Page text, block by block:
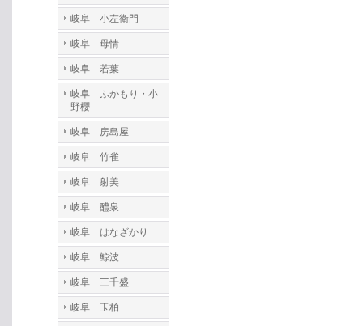
岐阜 小左衛門
岐阜 母情
岐阜 若葉
岐阜 ふかもり・小
野櫻
岐阜 房島屋
岐阜 竹雀
岐阜 射美
岐阜 醴泉
岐阜 はなざかり
岐阜 鯨波
岐阜 三千盛
岐阜 玉柏